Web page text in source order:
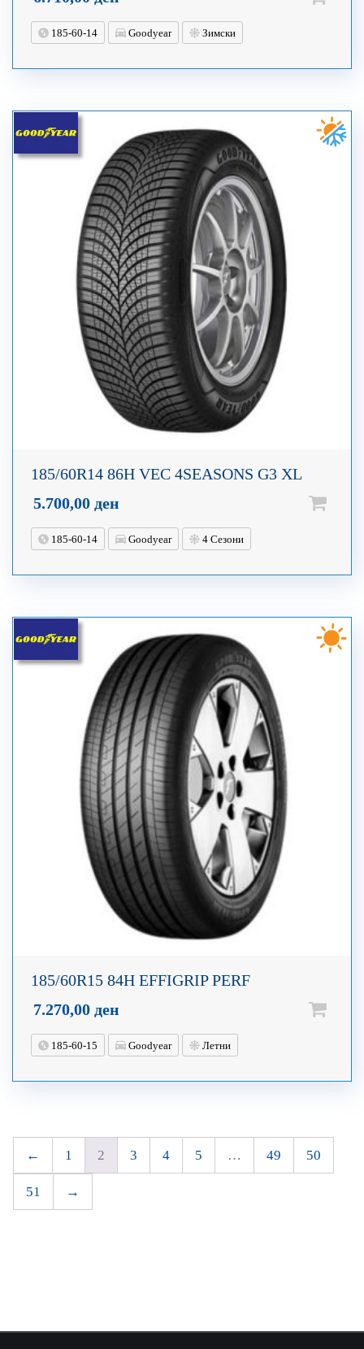
185-60-14 Goodyear Зимски
185/60R14 86H VEC 4SEASONS G3 XL
5.700,00 ден
185-60-14 Goodyear 4 Сезони
185/60R15 84H EFFIGRIP PERF
7.270,00 ден
185-60-15 Goodyear Летни
← 1 2 3 4 5 … 49 50
51 →